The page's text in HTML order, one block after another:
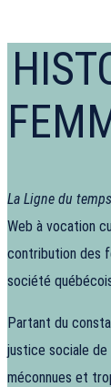
La Ligne du
Web à vocation
contribution des
société
Partant du
justice sociale de
méconnues et